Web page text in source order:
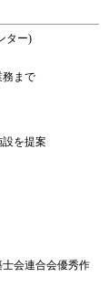
ター)
務まで
を提案
会連合会優秀作